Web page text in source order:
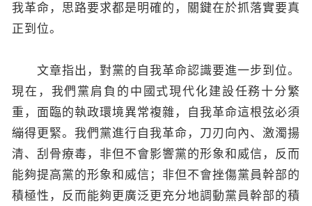
我革命，思路要求都是明確的，關鍵在於抓落實要真
正到位。
文章指出，對黨的自我革命認識要進一步到位。
現在，我們黨肩負的中國式現代化建設任務十分繁
重，面臨的執政環境異常複雜，自我革命這根弦必須
繃得更緊。我們黨進行自我革命，刀刃向內、激濁揚
清、刮骨療毒，非但不會影響黨的形象和威信，反而
能夠提高黨的形象和威信；非但不會挫傷黨員幹部的
積極性，反而能夠更廣泛更充分地調動黨員幹部的積